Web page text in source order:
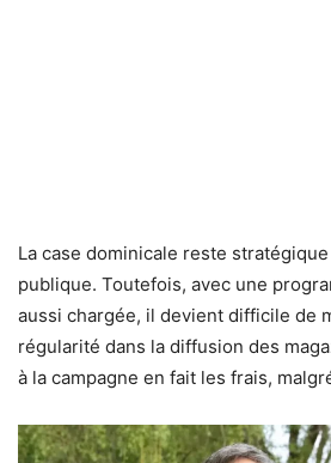
La case dominicale reste
publique. Toutefois, avec une
aussi chargée, il devient difficile de
régularité dans la diffusion des
à la campagne en fait les frais,